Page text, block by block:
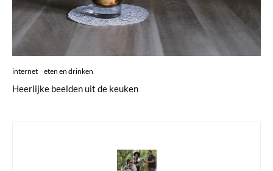
internet eten en drinken
Heerlijke beelden uit de keuken